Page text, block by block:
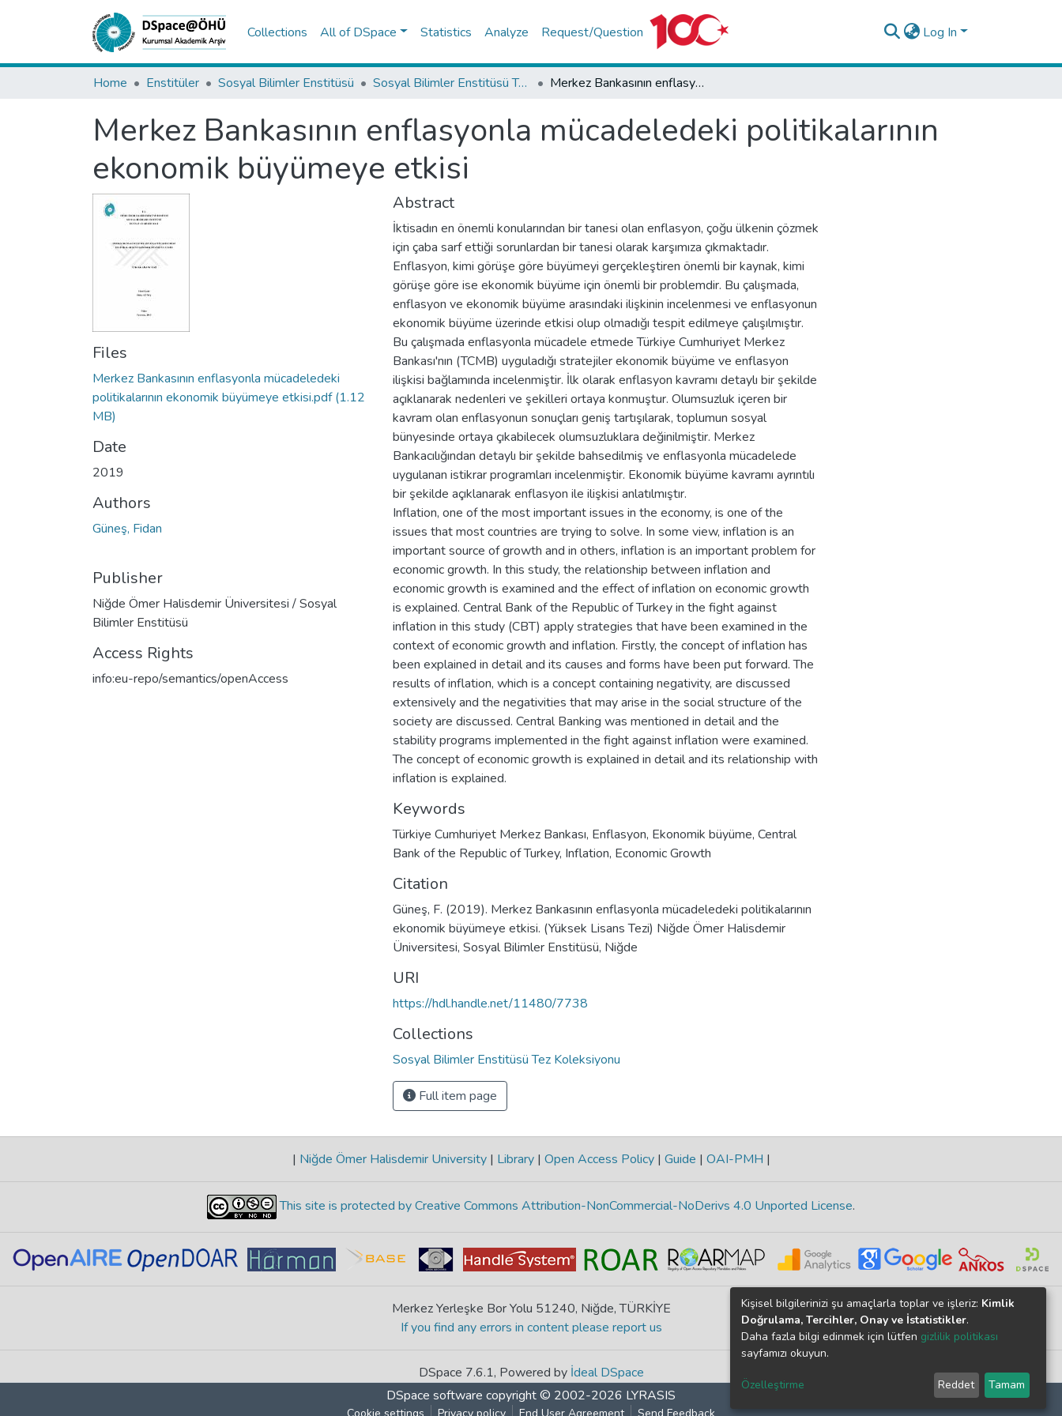
Collections All of DSpace Statistics Analyze Request/Question Log In
Home Enstitüler Sosyal Bilimler Enstitüsü Sosyal Bilimler Enstitüsü Tez Koleksiyonu Merkez Bankasının enflasyonla mücadeledeki politikalarının ekonomik büyümeye etkisi
Merkez Bankasının enflasyonla mücadeledeki politikalarının
ekonomik büyümeye etkisi
Files
Merkez Bankasının enflasyonla mücadeledeki
politikalarının ekonomik büyümeye etkisi.pdf(1.12
MB)
Date
2019
Authors
Güneş, Fidan
Publisher
Niğde Ömer Halisdemir Üniversitesi / Sosyal
Bilimler Enstitüsü
Access Rights
info:eu-repo/semantics/openAccess
Abstract
İktisadın en önemli konularından bir tanesi olan enflasyon, çoğu ülkenin çözmek
için çaba sarf ettiği sorunlardan bir tanesi olarak karşımıza çıkmaktadır.
Enflasyon, kimi görüşe göre büyümeyi gerçekleştiren önemli bir kaynak, kimi
görüşe göre ise ekonomik büyüme için önemli bir problemdir. Bu çalışmada,
enflasyon ve ekonomik büyüme arasındaki ilişkinin incelenmesi ve enflasyonun
ekonomik büyüme üzerinde etkisi olup olmadığı tespit edilmeye çalışılmıştır.
Bu çalışmada enflasyonla mücadele etmede Türkiye Cumhuriyet Merkez
Bankası'nın (TCMB) uyguladığı stratejiler ekonomik büyüme ve enflasyon
ilişkisi bağlamında incelenmiştir. İlk olarak enflasyon kavramı detaylı bir şekilde
açıklanarak nedenleri ve şekilleri ortaya konmuştur. Olumsuzluk içeren bir
kavram olan enflasyonun sonuçları geniş tartışılarak, toplumun sosyal
bünyesinde ortaya çıkabilecek olumsuzluklara değinilmiştir. Merkez
Bankacılığından detaylı bir şekilde bahsedilmiş ve enflasyonla mücadelede
uygulanan istikrar programları incelenmiştir. Ekonomik büyüme kavramı ayrıntılı
bir şekilde açıklanarak enflasyon ile ilişkisi anlatılmıştır.
Inflation, one of the most important issues in the economy, is one of the
issues that most countries are trying to solve. In some view, inflation is an
important source of growth and in others, inflation is an important problem for
economic growth. In this study, the relationship between inflation and
economic growth is examined and the effect of inflation on economic growth
is explained. Central Bank of the Republic of Turkey in the fight against
inflation in this study (CBT) apply strategies that have been examined in the
context of economic growth and inflation. Firstly, the concept of inflation has
been explained in detail and its causes and forms have been put forward. The
results of inflation, which is a concept containing negativity, are discussed
extensively and the negativities that may arise in the social structure of the
society are discussed. Central Banking was mentioned in detail and the
stability programs implemented in the fight against inflation were examined.
The concept of economic growth is explained in detail and its relationship with
inflation is explained.
Keywords
Türkiye Cumhuriyet Merkez Bankası, Enflasyon, Ekonomik büyüme, Central
Bank of the Republic of Turkey, Inflation, Economic Growth
Citation
Güneş, F. (2019). Merkez Bankasının enflasyonla mücadeledeki politikalarının
ekonomik büyümeye etkisi. (Yüksek Lisans Tezi) Niğde Ömer Halisdemir
Üniversitesi, Sosyal Bilimler Enstitüsü, Niğde
URI
https://hdl.handle.net/11480/7738
Collections
Sosyal Bilimler Enstitüsü Tez Koleksiyonu
Full item page
| Niğde Ömer Halisdemir University | Library | Open Access Policy | Guide | OAI-PMH |
This site is protected by Creative Commons Attribution-NonCommercial-NoDerivs 4.0 Unported License.
Merkez Yerleşke Bor Yolu 51240, Niğde, TÜRKİYE
If you find any errors in content please report us
DSpace 7.6.1, Powered by İdeal DSpace
DSpace software copyright © 2002-2026 LYRASIS
Kişisel bilgilerinizi şu amaçlarla toplar ve işleriz: Kimlik
Doğrulama, Tercihler, Onay ve İstatistikler.
Daha fazla bilgi edinmek için lütfen gizlilik politikası
sayfamızı okuyun.
Özelleştirme Reddet Tamam